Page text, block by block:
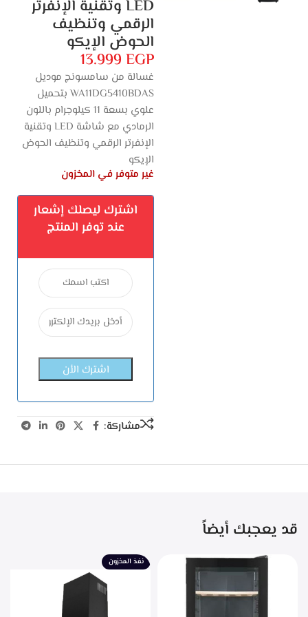
LED وتقنية الإنفرتر
الرقمي وتنظيف
الحوض الإيكو
13.999 EGP
غسالة من سامسونج موديل
WA11DG5410BDAS بتحميل
علوي بسعة 11 كيلوجرام باللون
الرمادي مع شاشة LED وتقنية
الإنفرتر الرقمي وتنظيف الحوض
الإيكو
غير متوفر في المخزون
اشترك ليصلك إشعار
عند توفر المنتج
مشاركة:
قد يعجبك أيضاً
نفذ المخزون